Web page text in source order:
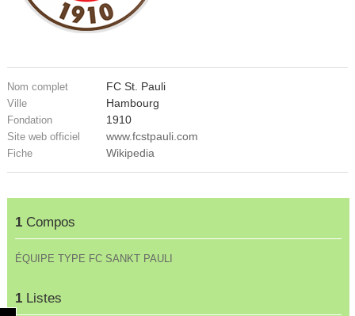
Nom complet FC St. Pauli
Ville Hambourg
Fondation 1910
Site web officiel www.fcstpauli.com
Fiche Wikipedia
1Compos
ÉQUIPE TYPE FC SANKT PAULI
1Listes